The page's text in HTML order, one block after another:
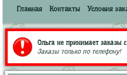
Главная Контакты Условия
Ольга не принимает заказы
Заказы только по телефону!